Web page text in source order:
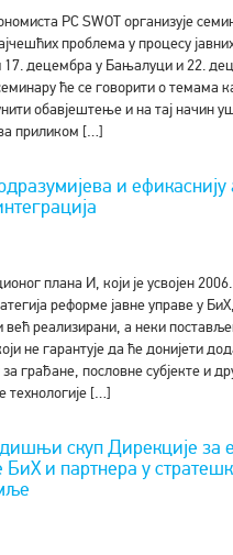
РС SWOT организује
проблема у процесу
17. децембра у Бањалуци и 22.
ће се говорити о темама
обавјештење и на тај начин
приликом […]
и ефикаснију
плана И, који је усвојен
реформе јавне управе у
већ реализирани, а неки
не гарантује да ће донијети
грађане, пословне субјекте и
технологије […]
скуп Дирекције за
и партнера у